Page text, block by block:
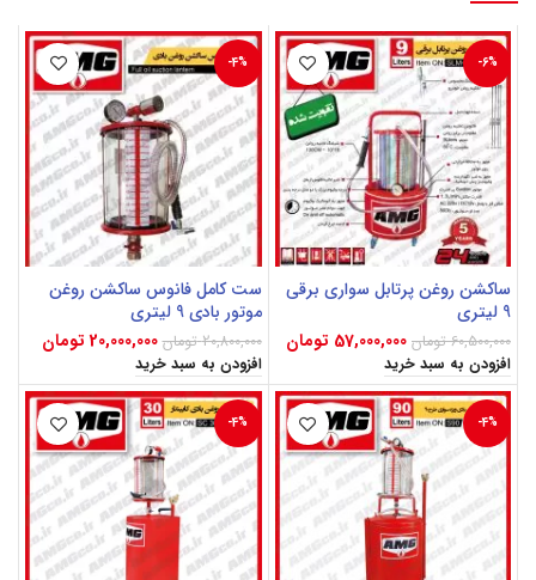
-6%
ساکشن روغن پرتابل سواری برقی
9 لیتری
60,500,000 تومان 57,000,000 تومان
افزودن به سبد خرید
-4%
ست کامل فانوس ساکشن روغن
موتور بادی 9 لیتری
20,800,000 تومان 20,000,000 تومان
افزودن به سبد خرید
-4%
-4%